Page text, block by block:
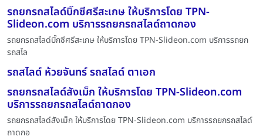
รถยกรถสไลด์บิ๊กซีศรีสะเกษ ให้บริการโดย TPN-
Slideon.com บริการรถยกรถสไลด์ถาดกอง
รถยกรถสไลด์บิ๊กซีศรีสะเกษ ให้บริการโดย TPN-Slideon.com บริการรถยก
รถสไล
รถสไลด์ ห้วยจันทร์ รถสไลด์ ตาเอก
รถยกรถสไลด์สังเม็ก ให้บริการโดย TPN-Slideon.com
บริการรถยกรถสไลด์ถาดกอง
รถยกรถสไลด์สังเม็ก ให้บริการโดย TPN-Slideon.com บริการรถยกรถสไลด์
ถาดกอ